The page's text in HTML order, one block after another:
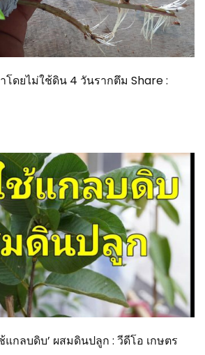
ดยไม่ใช้ดิน 4 วันรากตึม Share :
กลบดิบ’ ผสมดินปลูก : วีดีโอ เกษตร